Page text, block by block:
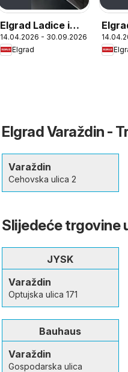
Elgrad Ladice i
vodilice
14.04.2026 - 30.09.2026
Elgrad
Elgrad Varaždin -
Varaždin
Cehovska ulica 2
Slijedeće trgovine
JYSK
Varaždin
Optujska ulica 171
Bauhaus
Varaždin
Gospodarska ulica